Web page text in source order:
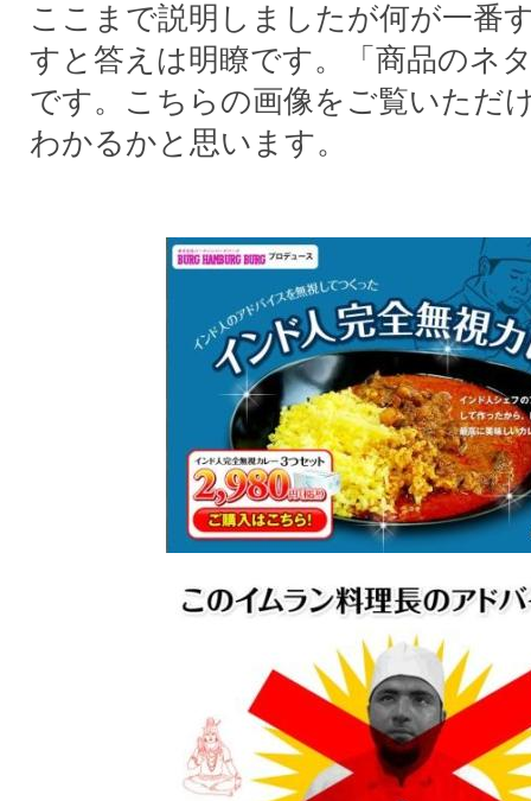
ここまで説明しましたが何が一番
すと答えは明瞭です。「商品のネ
です。こちらの画像をご覧いただ
わかるかと思います。